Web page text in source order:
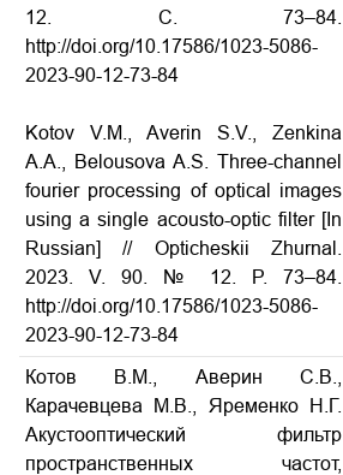
12. С . 73–84.
http://doi.org/10.17586/1023-5086-
2023-90-12-73-84
Kotov V.M., Averin S.V., Zenkina
A.A., Belousova A.S. Three-channel
fourier processing of optical images
using a single acousto-optic filter [In
Russian] // Opticheskii Zhurnal.
2023. V. 90. № 12. P. 73–84.
http://doi.org/10.17586/1023-5086-
2023-90-12-73-84
Котов В.М., Аверин С.В.,
Карачевцева М.В., Яременко Н.Г.
Акустооптический фильтр
пространственных частот,